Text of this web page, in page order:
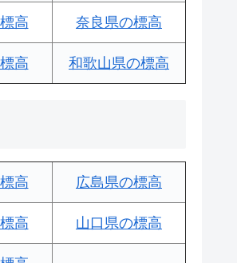
高 奈良県の標高
高 和歌山県の標高
高 広島県の標高
高 山口県の標高